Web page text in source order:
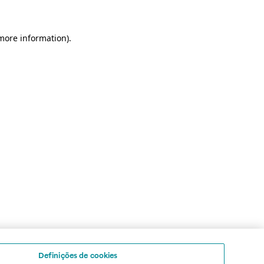
information).
Definições de cookies